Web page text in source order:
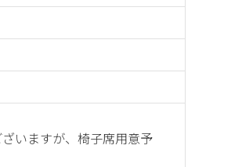
いますが、椅子席用意予